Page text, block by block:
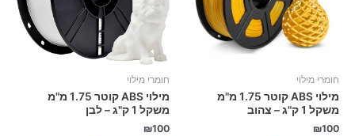
חומרי מילוי
מילוי ABS קוטר 1.75 מ"מ
משקל 1 ק"ג – צהוב
₪100
חומרי מילוי
מילוי ABS קוטר 1.75 מ"מ
משקל 1 ק"ג – לבן
₪100